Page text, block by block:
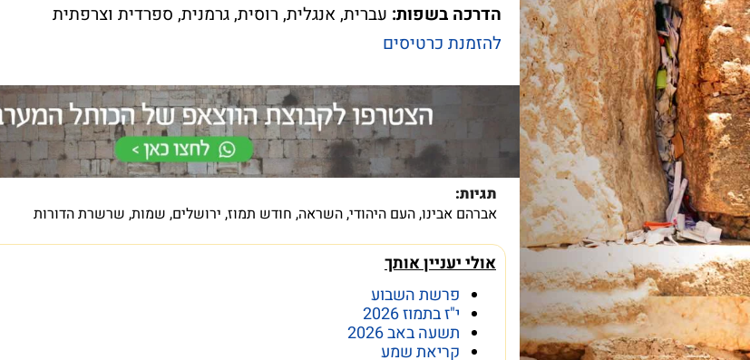
הדרכה בשפות: עברית, אנגלית, רוסית, גרמנית, ספרדית וצרפתית
להזמנת כרטיסים
תגיות:
אברהם אבינו,העם היהודי,השראה, חודש תמוז, ירושלים, שמות, שרשרת הדורות
אולי יעניין אותך
פרשת השבוע
י"ז בתמוז 2026
תשעה באב 2026
קריאת שמע
עוד על בר מצווה >
עוד על שער השמיים >